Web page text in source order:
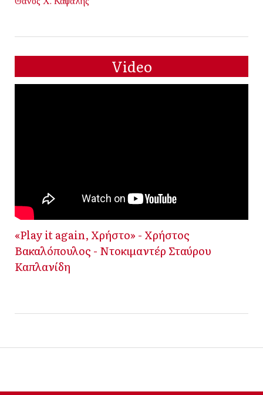
Video
«Play it again, Χρήστο» - Χρήστος
Βακαλόπουλος - Ντοκιμαντέρ Σταύρου
Καπλανίδη